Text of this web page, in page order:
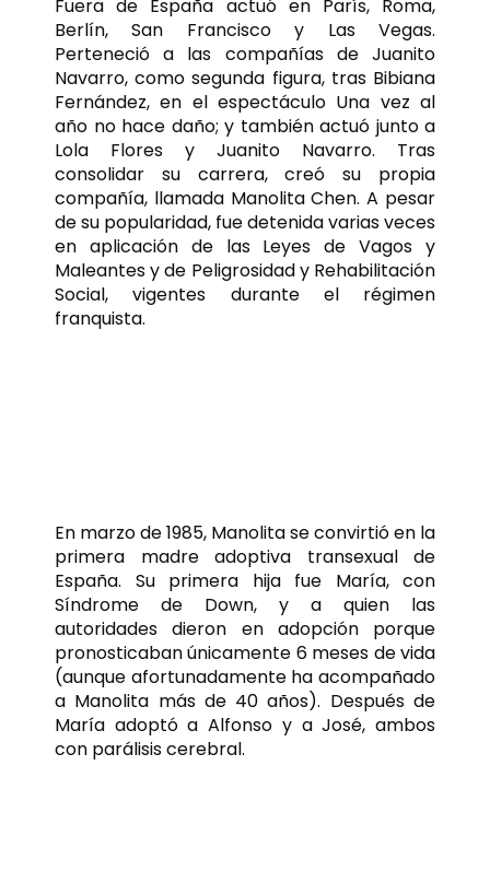
Fuera de España actuó en París, Roma,
Berlín, San Francisco y Las Vegas.
Perteneció a las compañías de Juanito
Navarro, como segunda figura, tras Bibiana
Fernández, en el espectáculo Una vez al
año no hace daño; y también actuó junto a
Lola Flores y Juanito Navarro. Tras
consolidar su carrera, creó su propia
compañía, llamada Manolita Chen. A pesar
de su popularidad, fue detenida varias veces
en aplicación de las Leyes de Vagos y
Maleantes y de Peligrosidad y Rehabilitación
Social, vigentes durante el régimen
franquista.
En marzo de 1985, Manolita se convirtió en la
primera madre adoptiva transexual de
España. Su primera hija fue María, con
Síndrome de Down, y a quien las
autoridades dieron en adopción porque
pronosticaban únicamente 6 meses de vida
(aunque afortunadamente ha acompañado
a Manolita más de 40 años). Después de
María adoptó a Alfonso y a José, ambos
con parálisis cerebral.